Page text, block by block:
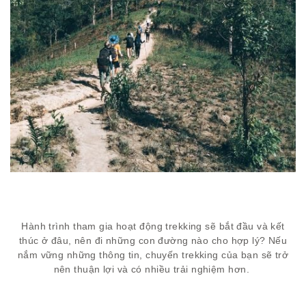
Hành trình tham gia hoạt động trekking sẽ bắt đầu và kết
thúc ở đâu, nên đi những con đường nào cho hợp lý? Nếu
nắm vững những thông tin, chuyến trekking của bạn sẽ trở
nên thuận lợi và có nhiều trải nghiệm hơn.